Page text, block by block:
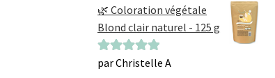
🌿 Coloration végétale
Blond clair naturel - 125 g
Note5sur 5
par Christelle A